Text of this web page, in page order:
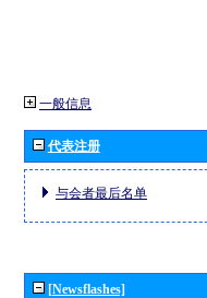
一般信息
代表注册
与会者最后名单
[Newsflashes]